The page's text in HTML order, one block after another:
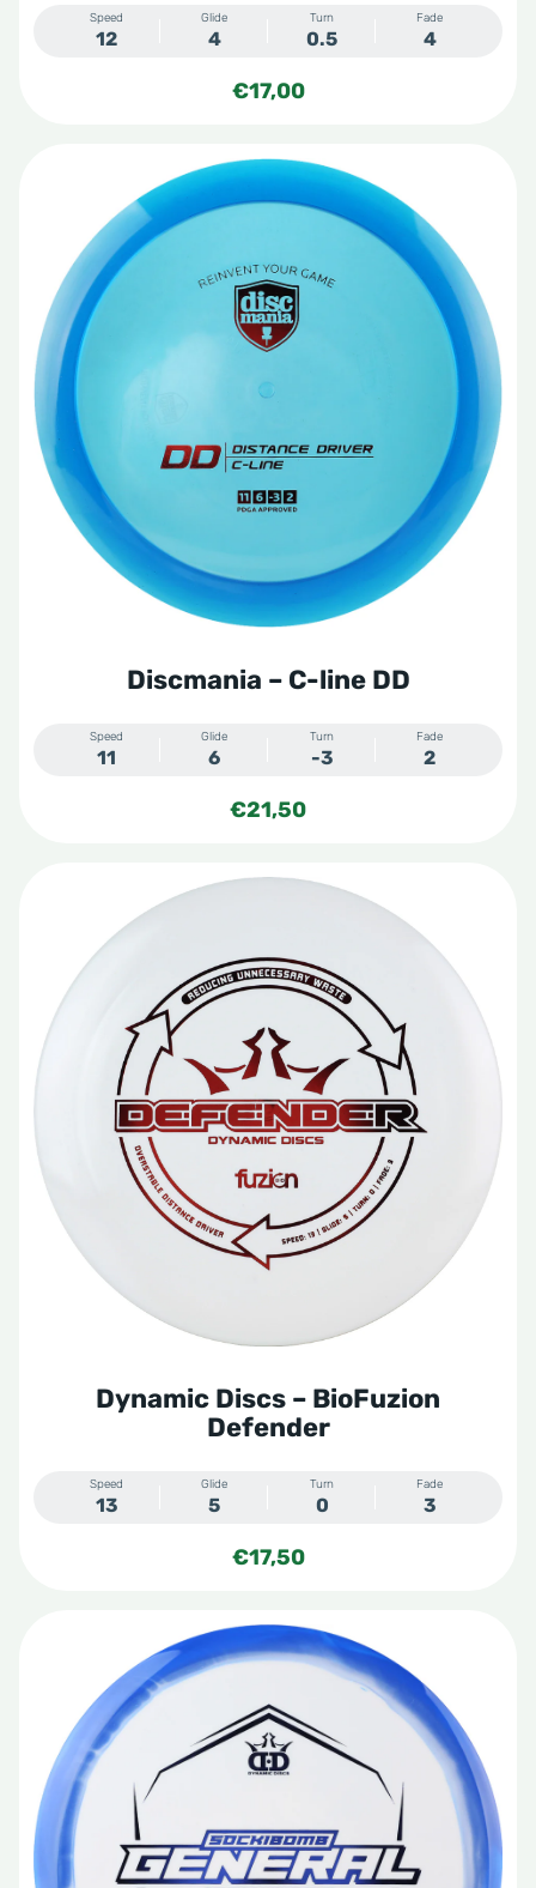
Speed
12
Glide
4
Turn
0.5
Fade
4
€17,00
Discmania – C-line DD
Speed
11
Glide
6
Turn
-3
Fade
2
€21,50
Dynamic Discs – BioFuzion
Defender
Speed
13
Glide
5
Turn
0
Fade
3
€17,50